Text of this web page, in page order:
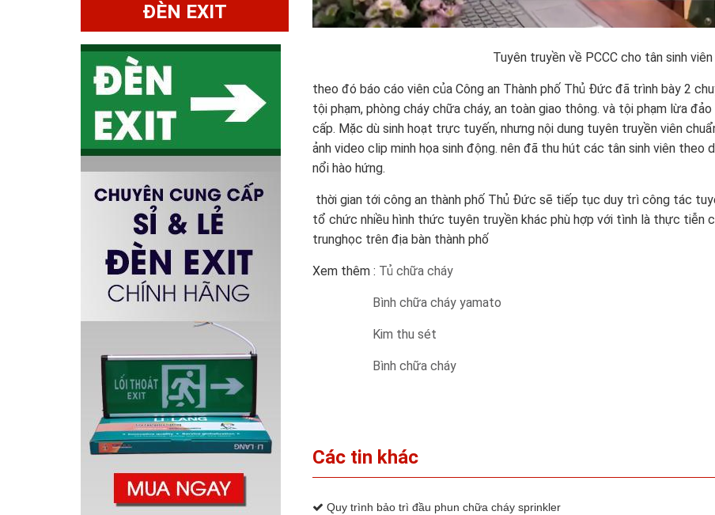
Tuyên truyền về PCCC cho tân sinh viên
theo đó báo cáo viên của Công an Thành phố Thủ Đức đã trình bày 2
tội phạm, phòng cháy chữa cháy, an toàn giao thông. và tội phạm lừa
cấp. Mặc dù sinh hoạt trực tuyến, nhưng nội dung tuyên truyền viên
ảnh video clip minh họa sinh động. nên đã thu hút các tân sinh viên
nổi hào hứng.
thời gian tới công an thành phố Thủ Đức sẽ tiếp tục duy trì công tác
tổ chức nhiều hình thức tuyên truyền khác phù hợp với tình là thực tiễn
trunghọc trên địa bàn thành phố
Xem thêm : Tủ chữa cháy
Bình chữa cháy yamato
Kim thu sét
Bình chữa cháy
Các tin khác
Quy trình bảo trì đầu phun chữa cháy sprinkler
ĐÈN EXIT